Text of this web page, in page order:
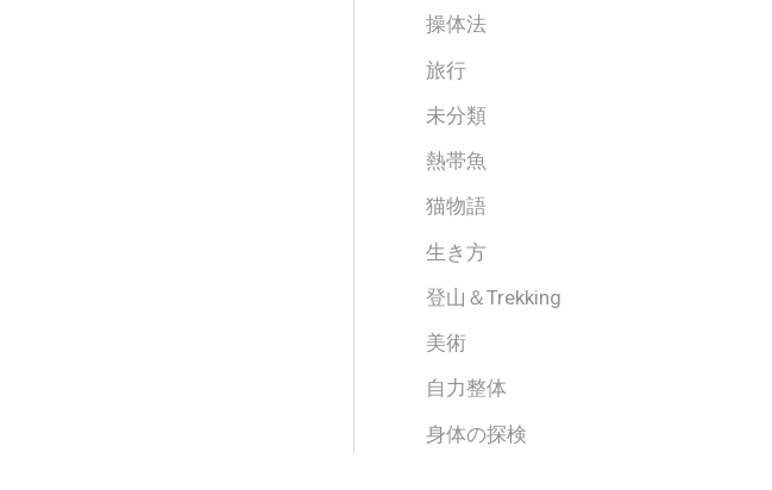
操体法
旅行
未分類
熱帯魚
猫物語
生き方
登山＆Trekking
美術
自力整体
身体の探検